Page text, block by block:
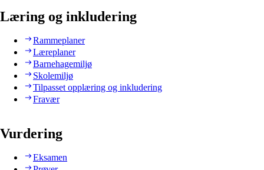
Læring og inkludering
Rammeplaner
Læreplaner
Barnehagemiljø
Skolemiljø
Tilpasset opplæring og inkludering
Fravær
Vurdering
Eksamen